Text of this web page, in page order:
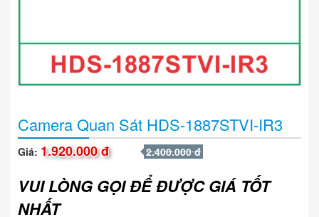
Camera Quan Sát HDS-1887STVI-IR3
Giá: 1.920.000 đ 2.400.000 đ
VUI LÒNG GỌI ĐỂ ĐƯỢC GIÁ TỐT
NHẤT